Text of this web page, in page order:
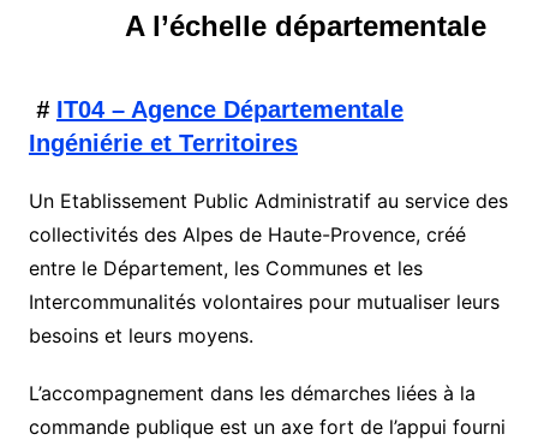
A l’échelle départementale
# IT04 – Agence Départementale
Ingéniérie et Territoires
Un Etablissement Public Administratif au service des
collectivités des Alpes de Haute-Provence, créé
entre le Département, les Communes et les
Intercommunalités volontaires pour mutualiser leurs
besoins et leurs moyens.
L’accompagnement dans les démarches liées à la
commande publique est un axe fort de l’appui fourni